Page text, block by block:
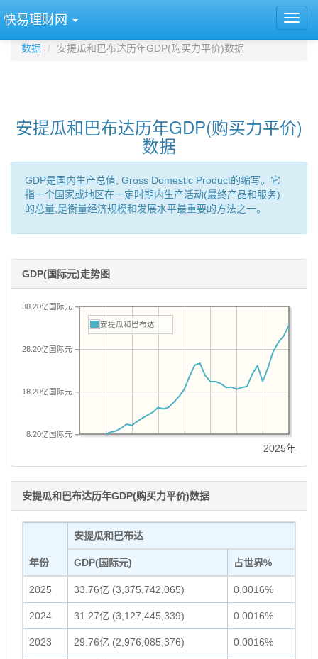
快易理财网
数据 安提瓜和巴布达历年GDP(购买力平价)数据
安提瓜和巴布达历年GDP(购买力平价)
数据
GDP是国内生产总值, Gross Domestic Product的缩写。它
指一个国家或地区在一定时期内生产活动(最终产品和服务)
的总量,是衡量经济规模和发展水平最重要的方法之一。
GDP(国际元)走势图
8.20亿国际元
18.20亿国际元
28.20亿国际元
38.20亿国际元
安提瓜和巴布达
2025年
安提瓜和巴布达历年GDP(购买力平价)数据
年份
安提瓜和巴布达
GDP(国际元) 占世界%
2025 33.76亿 (3,375,742,065) 0.0016%
2024 31.27亿 (3,127,445,339) 0.0016%
2023 29.76亿 (2,976,085,376) 0.0016%